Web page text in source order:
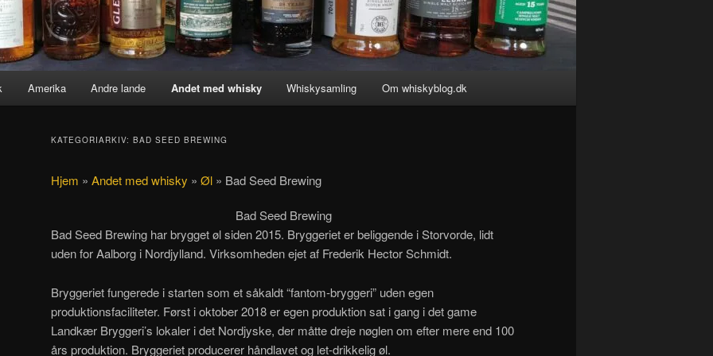
Amerika Andre lande Andet med whisky Whiskysamling Om whiskyblog.dk
KATEGORIARKIV: BAD SEED BREWING
Hjem » Andet med whisky » Øl » Bad Seed Brewing
Bad Seed Brewing
Bad Seed Brewing har brygget øl siden 2015. Bryggeriet er beliggende i Storvorde, lidt
uden for Aalborg i Nordjylland. Virksomheden ejet af Frederik Hector Schmidt.
Bryggeriet fungerede i starten som et såkaldt “fantom-bryggeri” uden egen
produktionsfaciliteter. Først i oktober 2018 er egen produktion sat i gang i det game
Landkær Bryggeri’s lokaler i det Nordjyske, der måtte dreje nøglen om efter mere end 100
års produktion. Bryggeriet producerer håndlavet og let-drikkelig øl.